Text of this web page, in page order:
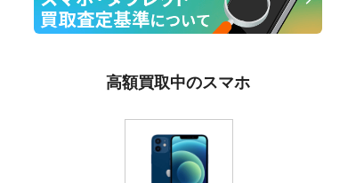
高額買取中のスマホ